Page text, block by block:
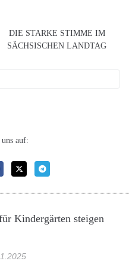
DIE STARKE STIMME IM
SÄCHSISCHEN LANDTAG
auf:
Kindergärten steigen